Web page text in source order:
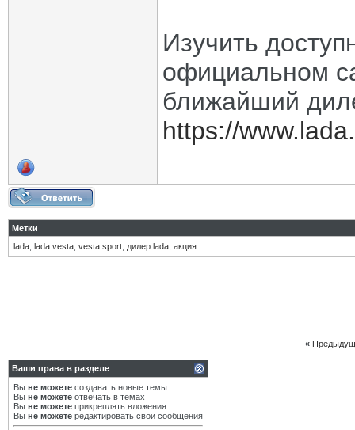
Изучить
официальном
ближайший
https://
Метки
lada lada vesta vesta sport дилер lada акция
«
Ваши права в разделе
Вы не можете создавать новые темы
Вы не можете отвечать в темах
Вы не можете прикреплять вложения
Вы не можете редактировать свои сообщения